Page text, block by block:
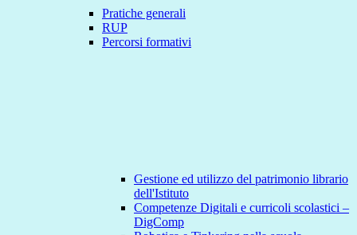
Pratiche generali
RUP
Percorsi formativi
Gestione ed utilizzo del patrimonio librario
dell'Istituto
Competenze Digitali e curricoli scolastici –
DigComp